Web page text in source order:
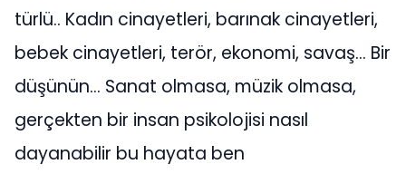
türlü.. Kadın cinayetleri, barınak cinayetleri,
bebek cinayetleri, terör, ekonomi, savaş… Bir
düşünün… Sanat olmasa, müzik olmasa,
gerçekten bir insan psikolojisi nasıl
dayanabilir bu hayata ben